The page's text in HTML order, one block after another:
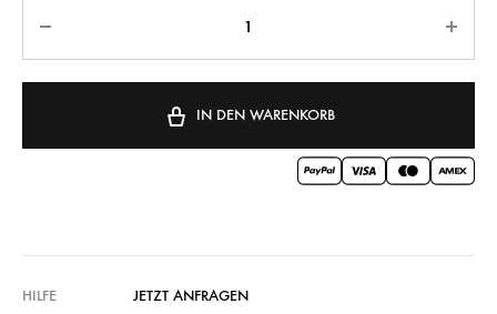
IN DEN WARENKORB
HILFE
JETZT ANFRAGEN